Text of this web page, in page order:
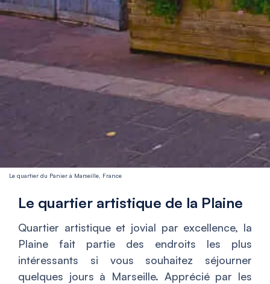
Le quartier du Panier à Marseille, France
Le quartier artistique de la Plaine
Quartier artistique et jovial par excellence, la
Plaine fait partie des endroits les plus
intéressants si vous souhaitez séjourner
quelques jours à Marseille. Apprécié par les